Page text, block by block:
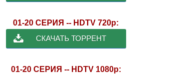
01-20 СЕРИЯ -- HDTV 720p:
СКАЧАТЬ ТОРРЕНТ
01-20 СЕРИЯ -- HDTV 1080p: